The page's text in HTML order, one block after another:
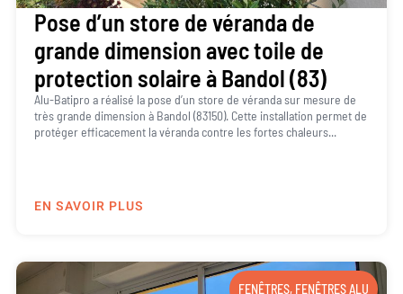
Pose d’un store de véranda de
grande dimension avec toile de
protection solaire à Bandol (83)
Alu-Batipro a réalisé la pose d’un store de véranda sur mesure de
très grande dimension à Bandol (83150). Cette installation permet de
protéger efficacement la véranda contre les fortes chaleurs...
EN SAVOIR PLUS
FENÊTRES, FENÊTRES ALU